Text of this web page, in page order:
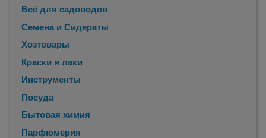
Всё для садоводов
Семена и Сидераты
Хозтовары
Краски и лаки
Инструменты
Посуда
Бытовая химия
Парфюмерия